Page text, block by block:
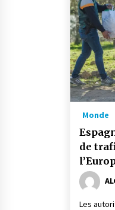
Monde
de
aux
Les